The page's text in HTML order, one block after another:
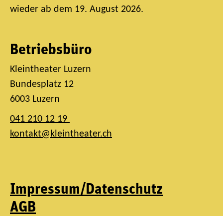
wieder ab dem 19. August 2026.
Betriebsbüro
Kleintheater Luzern
Bundesplatz 12
6003 Luzern
041 210 12 19
kontakt@kleintheater.ch
Impressum/Datenschutz
AGB